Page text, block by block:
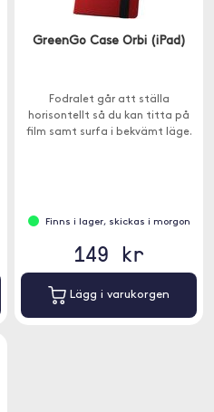
GreenGo Case Orbi (iPad)
Fodralet går att ställa
horisontellt så du kan titta på
film samt surfa i bekvämt läge.
Finns i lager, skickas i morgon
149 kr
Lägg i varukorgen